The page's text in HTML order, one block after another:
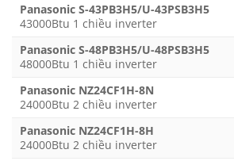
Panasonic S-43PB3H5/U-43PSB3H5
43000Btu 1 chiều inverter
Panasonic S-48PB3H5/U-48PSB3H5
48000Btu 1 chiều inverter
Panasonic NZ24CF1H-8N
24000Btu 2 chiều inverter
Panasonic NZ24CF1H-8H
24000Btu 2 chiều inverter